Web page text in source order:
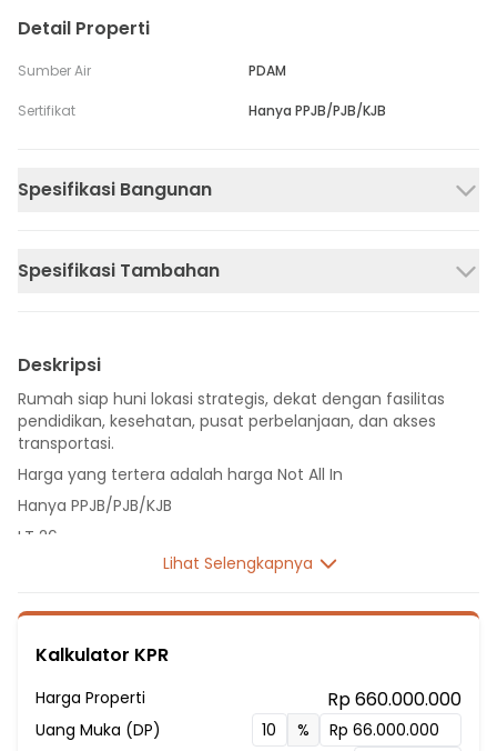
Detail Properti
Sumber Air PDAM
Sertifikat Hanya PPJB/PJB/KJB
Spesifikasi Bangunan
Spesifikasi Tambahan
Deskripsi
Rumah siap huni lokasi strategis, dekat dengan fasilitas
pendidikan, kesehatan, pusat perbelanjaan, dan akses
transportasi.
Harga yang tertera adalah harga Not All In
Hanya PPJB/PJB/KJB
LT 26
1 Kamar Mandi
Sumber Air PDAM
Fasilitas Sekitar Hunian:
Lihat Selengkapnya
Kalkulator KPR
Harga Properti Rp 660.000.000
Uang Muka (DP)
%